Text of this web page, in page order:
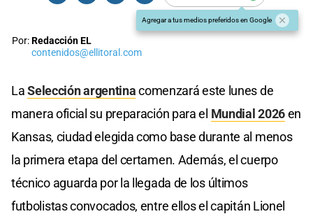
Agregar a tus medios preferidos en Google
Por:Redacción EL
contenidos@ellitoral.com
LaSelección argentinacomenzará este lunes de
manera oficial su preparación para el Mundial 2026en
Kansas, ciudad elegida como base durante al menos
la primera etapa del certamen. Además, el cuerpo
técnico aguarda por la llegada de los últimos
futbolistas convocados, entre ellos el capitán Lionel